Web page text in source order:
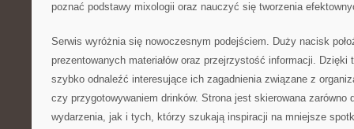
poznać podstawy mixologii oraz nauczyć się tworzenia
Serwis wyróżnia się nowoczesnym podejściem. Duży nacisk
prezentowanych materiałów oraz przejrzystość informacji. Dzięki
szybko odnaleźć interesujące ich zagadnienia związane z
czy przygotowywaniem drinków. Strona jest skierowana zarówno
wydarzenia, jak i tych, którzy szukają inspiracji na mniejsze